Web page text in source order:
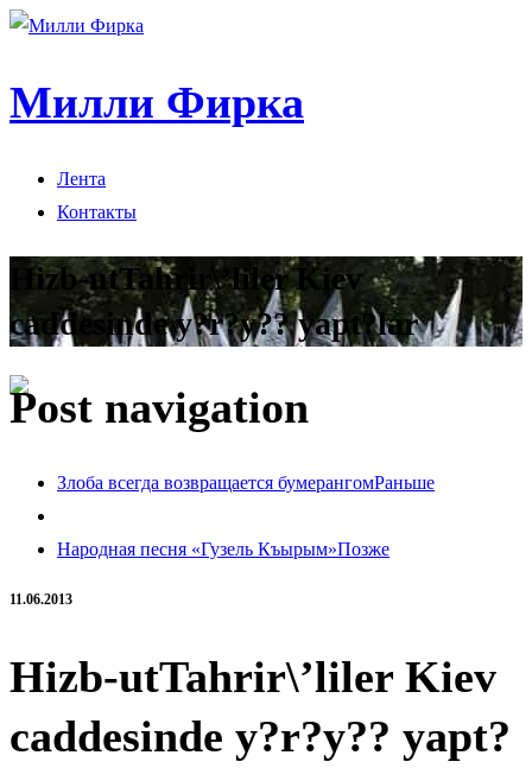
Милли Фирка
Лента
Контакты
Hizb-utTahrir\’liler Kiev
caddesinde y?r?y?? yapt?lar
Post navigation
Злоба всегда возвращается бумерангомРаньше
Народная песня «Гузель Къырым»Позже
11.06.2013
Hizb-utTahrir\’liler Kiev
caddesinde y?r?y?? yapt?